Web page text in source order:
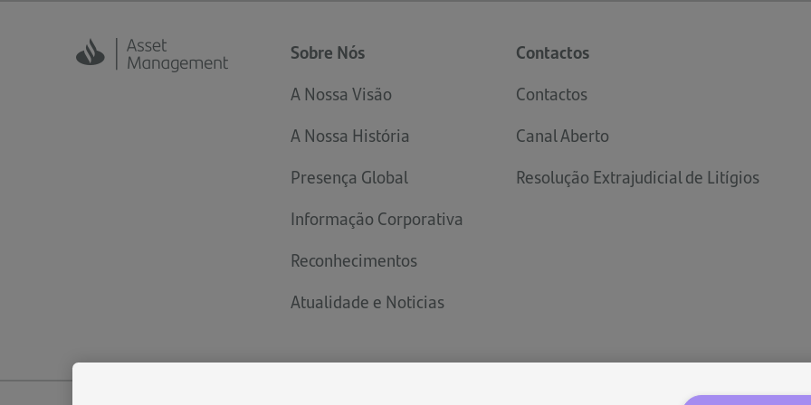
Sobre Nós
A Nossa Visão
A Nossa História
Presença Global
Informação Corporativa
Reconhecimentos
Atualidade e Noticias
Contactos
Contactos
Canal Aberto
Resolução Extrajudicial de Litígios